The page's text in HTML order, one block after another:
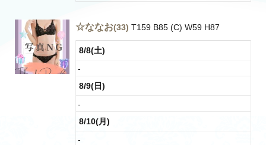
☆ななお(33) T159 B85 (C) W59 H87
8/8(土)
-
8/9(日)
-
8/10(月)
-